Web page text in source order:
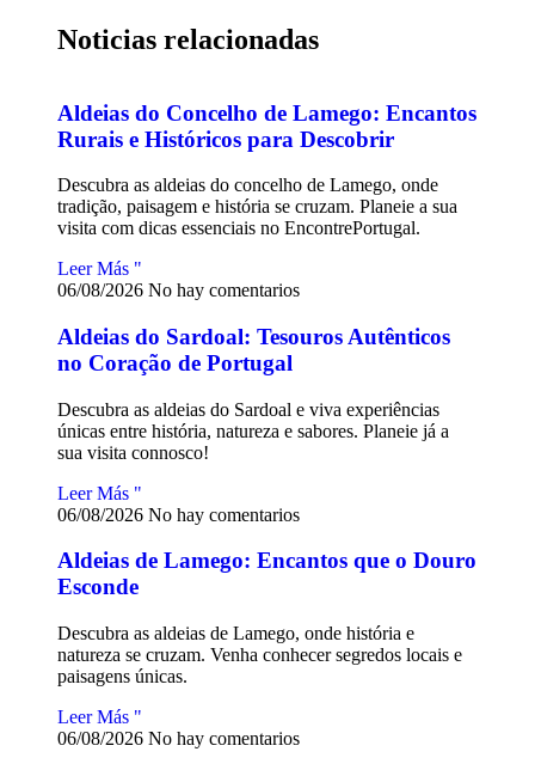
Noticias relacionadas
Aldeias do Concelho de Lamego: Encantos
Rurais e Históricos para Descobrir
Descubra as aldeias do concelho de Lamego, onde
tradição, paisagem e história se cruzam. Planeie a sua
visita com dicas essenciais no EncontrePortugal.
Leer Más "
06/08/2026 No hay comentarios
Aldeias do Sardoal: Tesouros Autênticos
no Coração de Portugal
Descubra as aldeias do Sardoal e viva experiências
únicas entre história, natureza e sabores. Planeie já a
sua visita connosco!
Leer Más "
06/08/2026 No hay comentarios
Aldeias de Lamego: Encantos que o Douro
Esconde
Descubra as aldeias de Lamego, onde história e
natureza se cruzam. Venha conhecer segredos locais e
paisagens únicas.
Leer Más "
06/08/2026 No hay comentarios